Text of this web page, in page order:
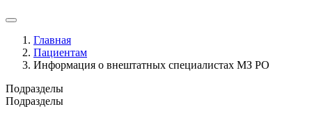
Главная
Пациентам
Информация о внештатных специалистах МЗ РО
Подразделы
Подразделы